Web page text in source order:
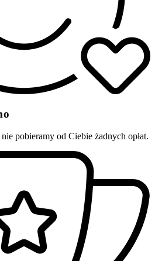
pobieramy od Ciebie żadnych opłat.